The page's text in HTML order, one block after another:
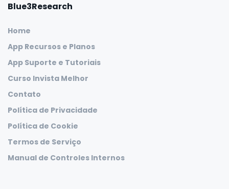
Blue3Research
Home
App Recursos e Planos
App Suporte e Tutoriais
Curso Invista Melhor
Contato
Política de Privacidade
Política de Cookie
Termos de Serviço
Manual de Controles Internos